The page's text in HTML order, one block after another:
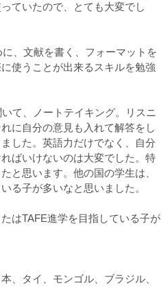
ていたので、とても大変でし
、文献を書く、フォーマットを
使うことが出来るスキルを勉強
て、ノートテイキング。リスニ
に自分の意見も入れて解答をし
した。英語力だけでなく、自分
ばいけないのは大変でした。特
と思います。他の国の学生は、
る子が多いなと思いました。
はTAFE進学を目指している子が
、タイ、モンゴル、ブラジル、